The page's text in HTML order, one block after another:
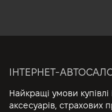
ІНТЕРНЕТ-
Найкращі умови
аксесуарів, страхових